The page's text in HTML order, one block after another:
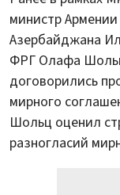
министр
Азербайджана
ФРГ Олафа
договорились
мирного
Шольц оценил
разногласий